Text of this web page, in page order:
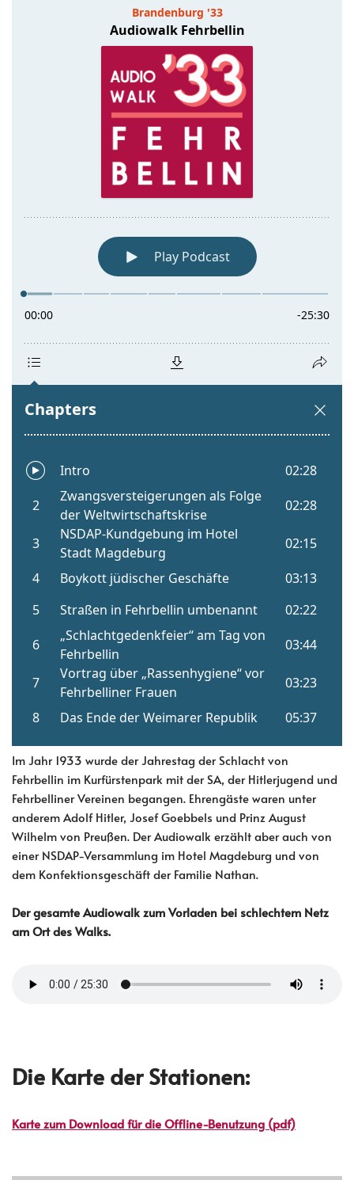
Im Jahr 1933 wurde der Jahrestag der Schlacht von
Fehrbellin im Kurfürstenpark mit der SA, der Hitlerjugend und
Fehrbelliner Vereinen begangen. Ehrengäste waren unter
anderem Adolf Hitler, Josef Goebbels und Prinz August
Wilhelm von Preußen. Der Audiowalk erzählt aber auch von
einer NSDAP-Versammlung im Hotel Magdeburg und von
dem Konfektionsgeschäft der Familie Nathan.
Der gesamte Audiowalk zum Vorladen bei schlechtem Netz
am Ort des Walks.
Die Karte der Stationen:
Karte zum Download für die Offline-Benutzung (pdf)